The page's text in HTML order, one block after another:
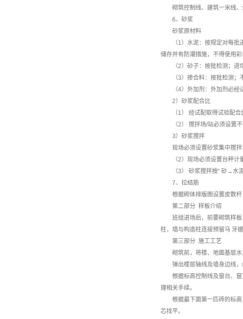
砌筑控制线、建筑一米线、
6、砂浆
砂浆原材料
（1）水泥：按规定对每
储存并有防潮措施，不得使用彩
（2）砂子：按批检测；
（3）掺合料：按批检测
（4）外加剂：外加剂必经
2）砂浆配合比
（1） 经试配取得试验配
（2） 搅拌场/站必须设置
3）砂浆搅拌
现场必须设置砂浆集中搅
（2）现场必须设置台秤
（3） 砂浆搅拌按“ 砂→水
7、拉结筋
根据砌体排版图设置皮数
第二部分 样板介绍
班组进场后，前要砌筑样
柱，墙与构造柱连接预留马 牙
第三部分 施工工艺
砌筑前，将楼、地面基层水
弹出楼层轴线及墙身边线，
根据标高控制线及窗台、
理相关手续。
根据最下面第一匹砖的标
芯找平。